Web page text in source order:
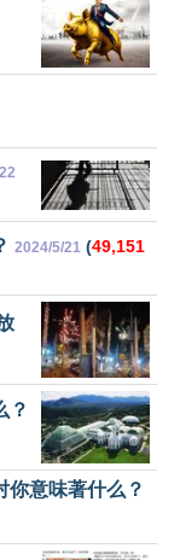
2024/5/21 (49,151
？
你意味著什么？